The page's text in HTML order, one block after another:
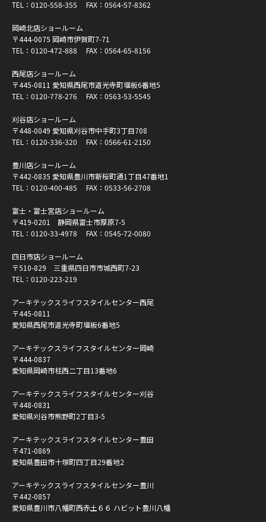
TEL： 0120-558-355 FAX：0564-57-8362
岡崎北店ショールーム
〒444-0075 岡崎市伊賀町7-71
TEL： 0120-472-888 FAX：0564-65-8156
西尾店ショールーム
〒445-0811 愛知県西尾市道光寺町堰板6番地5
TEL： 0120-778-276 FAX：0563-53-5545
刈谷店ショールーム
〒448-0049 愛知県刈谷市中手町3丁目708
TEL： 0120-336-320 FAX：0566-61-2150
豊川店ショールーム
〒442-0835 愛知県豊川市新桜町通1丁目47番地1
TEL： 0120-400-485 FAX：0533-56-2708
富士・富士宮店ショールーム
〒419-0201 静岡県富士市厚原7-5
TEL： 0120-33-4978 FAX：0545-72-0080
四日市店ショールーム
〒510-829 三重県四日市市城西町7-23
TEL： 0120-223-219
アーキテックスライフスタイルセンター西尾
〒445-0811
愛知県西尾市道光寺町堰板6番地5
アーキテックスライフスタイルセンター岡崎
〒444-0837
愛知県岡崎市柱西二丁目13番地6
アーキテックスライフスタイルセンター刈谷
〒448-0831
愛知県刈谷市熊野町2丁目3-5
アーキテックスライフスタイルセンター豊田
〒471-0869
愛知県豊田市十塚町四丁目29番地2
アーキテックスライフスタイルセンター豊川
〒442-0857
愛知県豊川市八幡町西赤土６６ ハビット豊川八幡